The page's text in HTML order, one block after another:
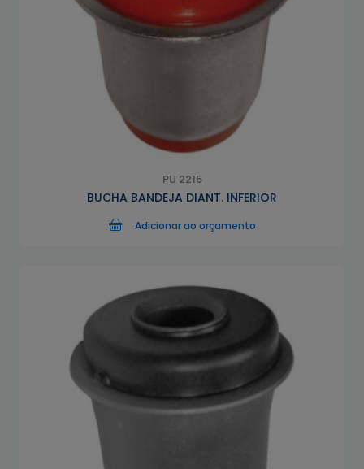
PU 2215
BUCHA BANDEJA DIANT. INFERIOR
Adicionar ao orçamento